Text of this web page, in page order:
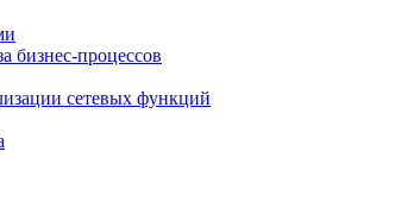
бизнес-процессов
сетевых функций